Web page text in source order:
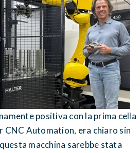
positiva con la prima cella
Automation, era chiaro sin
macchina sarebbe stata